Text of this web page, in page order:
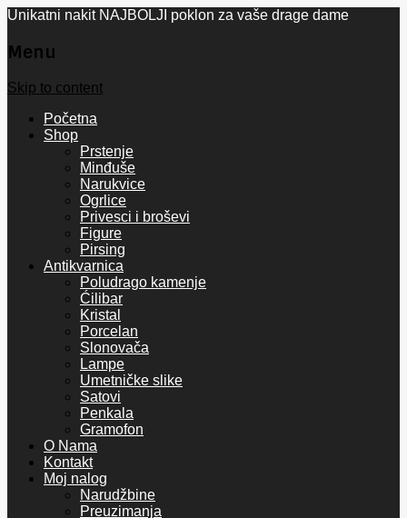
Unikatni nakit NAJBOLJI poklon za vaše drage dame
Menu
Skip to content
Početna
Shop
Prstenje
Minđuše
Narukvice
Ogrlice
Privesci i broševi
Figure
Pirsing
Antikvarnica
Poludrago kamenje
Ćilibar
Kristal
Porcelan
Slonovača
Lampe
Umetničke slike
Satovi
Penkala
Gramofon
O Nama
Kontakt
Moj nalog
Narudžbine
Preuzimanja